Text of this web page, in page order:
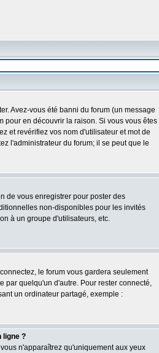
Avez-vous été banni du forum (un message
pour en découvrir la raison. Si vous vous êtes
et revérifiez vos nom d'utilisateur et mot de
l'administrateur du forum; il se peut que le
de vous enregistrer pour poster des
non-disponibles pour les invités
à un groupe d'utilisateurs, etc.
le forum vous gardera seulement
par quelqu'un d'autre. Pour rester connecté,
un ordinateur partagé, exemple :
ligne ?
vous n'apparaîtrez qu'uniquement aux yeux